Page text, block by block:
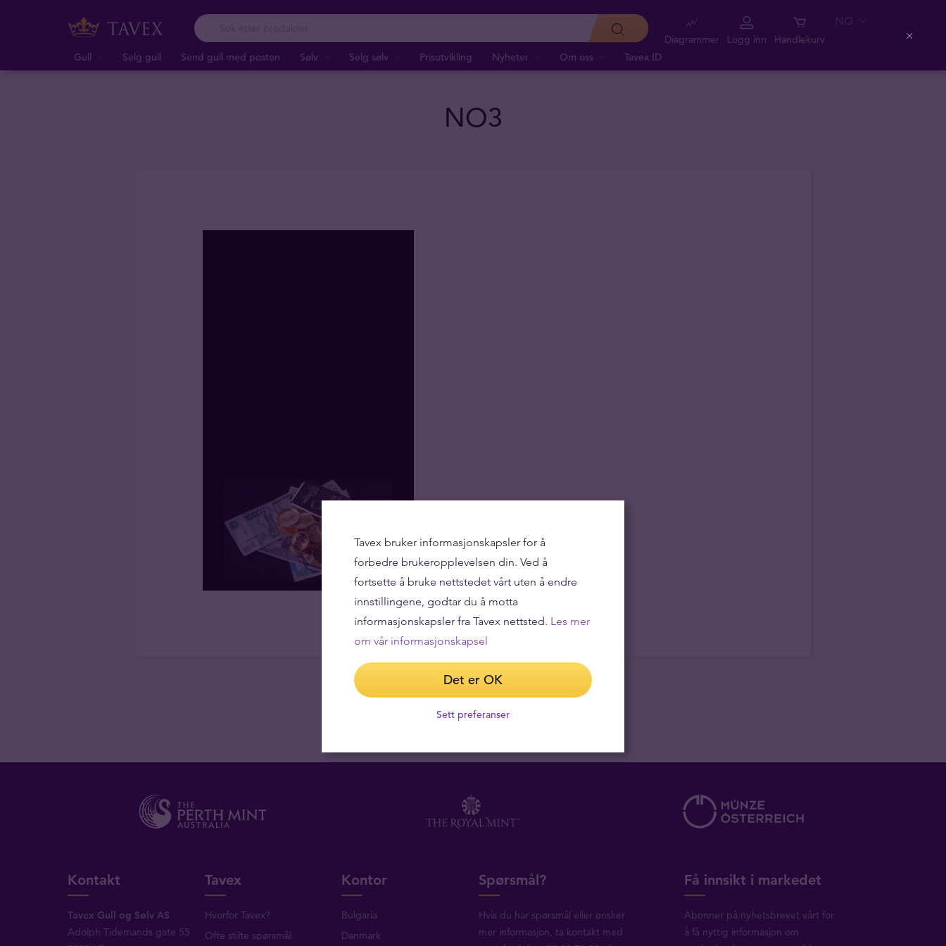
Gull Selg gull Send gull med posten Sølv Selg sølv Prisutvikling Nyheter Om oss Tavex ID
Diagrammer Logg inn Handlekurv
NO
NO3
Kontakt
Tavex Gull og Sølv AS
Adolph Tidemands gate 55
Tavex
Hvorfor Tavex?
Ofte stilte spørsmål
Kontor
Bulgaria
Danmark
Spørsmål?
Hvis du har spørsmål eller ønsker
mer informasjon, ta kontakt med
Få innsikt i markedet
Abonner på nyhetsbrevet vårt for
å få nyttig informasjon om
Tavex bruker informasjonskapsler for å
forbedre brukeropplevelsen din. Ved å
fortsette å bruke nettstedet vårt uten å endre
innstillingene, godtar du å motta
informasjonskapsler fra Tavex nettsted. Les mer
om vår informasjonskapsel
Det er OK
Sett preferanser
Close